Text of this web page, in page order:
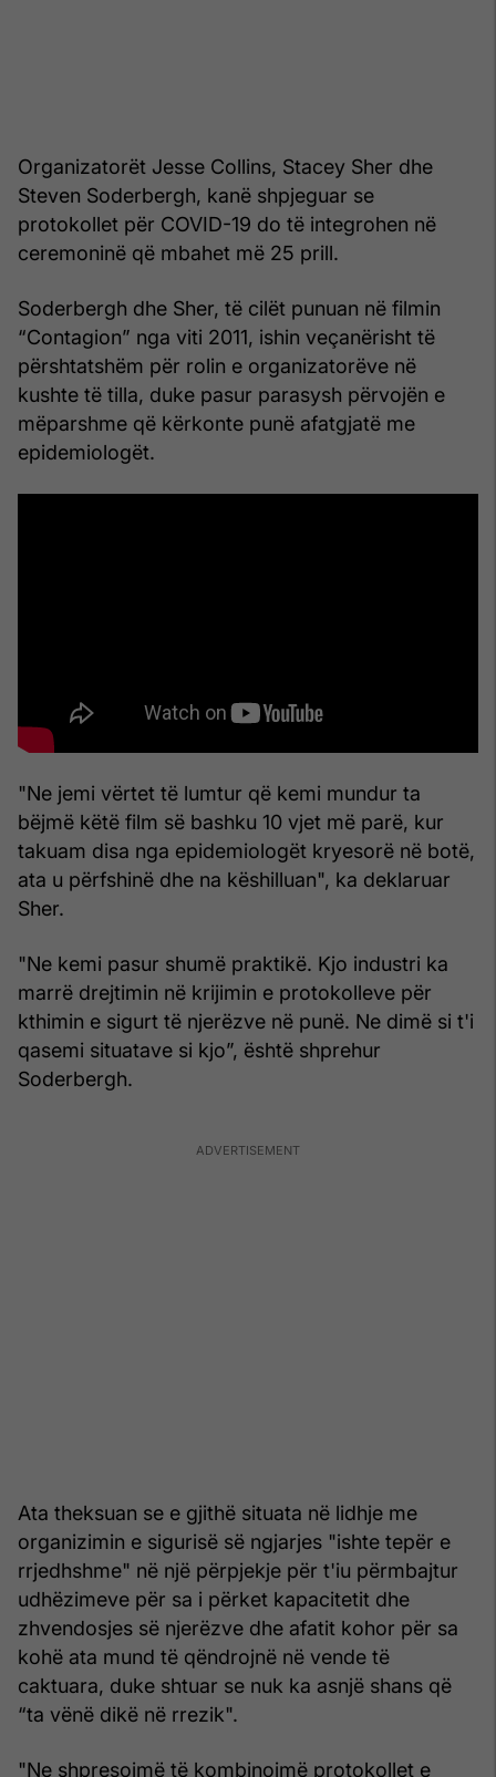
Organizatorët Jesse Collins, Stacey Sher dhe
Steven Soderbergh, kanë shpjeguar se
protokollet për COVID-19 do të integrohen në
ceremoninë që mbahet më 25 prill.
Soderbergh dhe Sher, të cilët punuan në filmin
“Contagion” nga viti 2011, ishin veçanërisht të
përshtatshëm për rolin e organizatorëve në
kushte të tilla, duke pasur parasysh përvojën e
mëparshme që kërkonte punë afatgjatë me
epidemiologët.
"Ne jemi vërtet të lumtur që kemi mundur ta
bëjmë këtë film së bashku 10 vjet më parë, kur
takuam disa nga epidemiologët kryesorë në botë,
ata u përfshinë dhe na këshilluan", ka deklaruar
Sher.
"Ne kemi pasur shumë praktikë. Kjo industri ka
marrë drejtimin në krijimin e protokolleve për
kthimin e sigurt të njerëzve në punë. Ne dimë si t'i
qasemi situatave si kjo”, është shprehur
Soderbergh.
Ata theksuan se e gjithë situata në lidhje me
organizimin e sigurisë së ngjarjes "ishte tepër e
rrjedhshme" në një përpjekje për t'iu përmbajtur
udhëzimeve për sa i përket kapacitetit dhe
zhvendosjes së njerëzve dhe afatit kohor për sa
kohë ata mund të qëndrojnë në vende të
caktuara, duke shtuar se nuk ka asnjë shans që
“ta vënë dikë në rrezik".
"Ne shpresojmë të kombinojmë protokollet e